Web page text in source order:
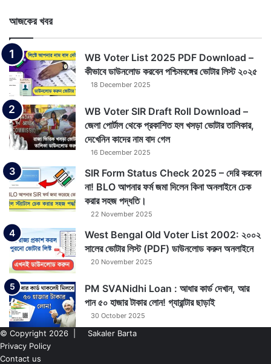
আজকের খবর
WB Voter List 2025 PDF Download –
কীভাবে ডাউনলোড করবেন পশ্চিমবঙ্গের ভোটার লিস্ট ২০২৫
18 December 2025
WB Voter SIR Draft Roll Download –
জেলা পোর্টাল থেকে প্রকাশিত হল খসড়া ভোটার তালিকার,
দেখেনিন কাদের নাম বাদ গেল
16 December 2025
SIR Form Status Check 2025 – দেরি করবেন
না! BLO আপনার ফর্ম জমা দিলেন কিনা অনলাইনে চেক
করার সহজ পদ্ধতি।
22 November 2025
West Bengal Old Voter List 2002: ২০০২
সালের ভোটার লিস্ট (PDF) ডাউনলোড করুন অনলাইনে
20 November 2025
PM SVANidhi Loan : আধার কার্ড দেখান, আর
পান ৫০ হাজার টাকার লোন! গ্যারান্টার ছাড়াই
30 October 2025
© Copyright 2026 |
Sakaler Barta
Privacy Policy
Contact us